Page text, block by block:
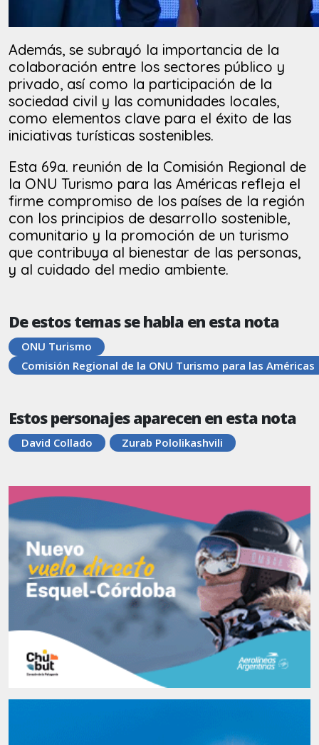
Además, se subrayó la importancia de la
colaboración entre los sectores público y
privado, así como la participación de la
sociedad civil y las comunidades locales,
como elementos clave para el éxito de las
iniciativas turísticas sostenibles.
Esta 69a. reunión de la Comisión Regional de
la ONU Turismo para las Américas refleja el
firme compromiso de los países de la región
con los principios de desarrollo sostenible,
comunitario y la promoción de un turismo
que contribuya al bienestar de las personas,
y al cuidado del medio ambiente.
De estos temas se habla en esta nota
ONU Turismo
Comisión Regional de la ONU Turismo para las Américas
Estos personajes aparecen en esta nota
David Collado Zurab Pololikashvili